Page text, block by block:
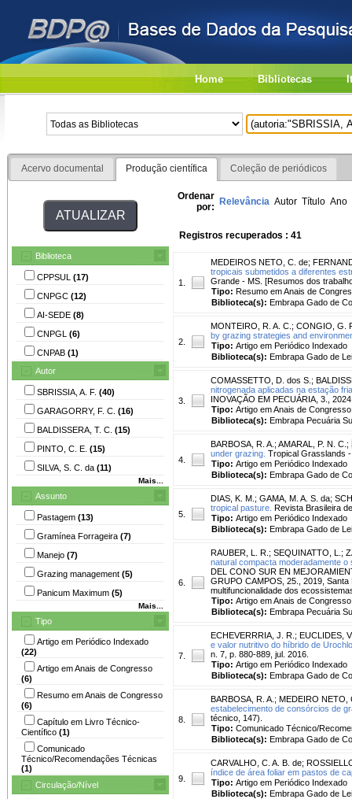
Home Bibliotecas
Acervo documental Produção científica Coleção de periódicos
Biblioteca
CPPSUL (17)
CNPGC (12)
AI-SEDE (8)
CNPGL (6)
CNPAB (1)
Autor
SBRISSIA, A. F. (40)
GARAGORRY, F. C. (16)
BALDISSERA, T. C. (15)
PINTO, C. E. (15)
SILVA, S. C. da (11)
Mais...
Assunto
Pastagem (13)
Gramínea Forrageira (7)
Manejo (7)
Grazing management (5)
Panicum Maximum (5)
Mais...
Tipo
Artigo em Periódico Indexado
(22)
Artigo em Anais de Congresso
(6)
Resumo em Anais de Congresso
(6)
Capítulo em Livro Técnico-
Científico (1)
Comunicado
Técnico/Recomendações Técnicas
(1)
Circulação/Nível
Ordenar
por: Relevância Autor Título Ano
Registros recuperados : 41
1.
MEDEIROS NETO, C. de;
tropicais submetidos a diferentes
Grande - MS. [Resumos dos
Tipo: Resumo em Anais de
Biblioteca(s): Embrapa Gado de
2.
MONTEIRO, R. A. C. ; CONGIO, G.
by grazing strategies and
Tipo: Artigo em Periódico Indexado
Biblioteca(s): Embrapa Gado de
3.
COMASSETTO, D. dos S. ;
nitrogenada aplicadas na estação
INOVAÇÃO EM PECUÁRIA, 3.,
Tipo: Artigo em Anais de Congresso
Biblioteca(s): Embrapa Pecuária
4.
BARBOSA, R. A. ; AMARAL, P. N. C. ;
under grazing. Tropical Grasslands
Tipo: Artigo em Periódico Indexado
Biblioteca(s): Embrapa Gado de
5.
DIAS, K. M. ; GAMA, M. A. S. da;
tropical pasture. Revista Brasileira
Tipo: Artigo em Periódico Indexado
Biblioteca(s): Embrapa Gado de
6.
RAUBER, L. R. ; SEQUINATTO, L. ;
natural compacta moderadamente
DEL CONO SUR EN
GRUPO CAMPOS, 25., 2019,
multifuncionalidade dos
Tipo: Artigo em Anais de Congresso
Biblioteca(s): Embrapa Pecuária
7.
ECHEVERRRIA, J. R. ; EUCLIDES,
e valor nutritivo do híbrido de
n. 7, p. 880-889, jul. 2016.
Tipo: Artigo em Periódico Indexado
Biblioteca(s): Embrapa Gado de
8.
BARBOSA, R. A. ; MEDEIRO NETO,
estabelecimento de consórcios de
técnico, 147).
Tipo: Comunicado Técnico/
Biblioteca(s): Embrapa Gado de
9.
CARVALHO, C. A. B. de;
índice de área foliar em pastos de
Tipo: Artigo em Periódico Indexado
Biblioteca(s): Embrapa Gado de